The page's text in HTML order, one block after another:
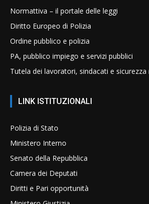
Normattiva – il portale delle leggi
Diritto Europeo di Polizia
Ordine pubblico e polizia
PA, pubblico impiego e servizi pubblici
Tutela dei lavoratori, sindacati e sicurezza
LINK ISTITUZIONALI
Polizia di Stato
Ministero Interno
Senato della Repubblica
Camera dei Deputati
Diritti e Pari opportunità